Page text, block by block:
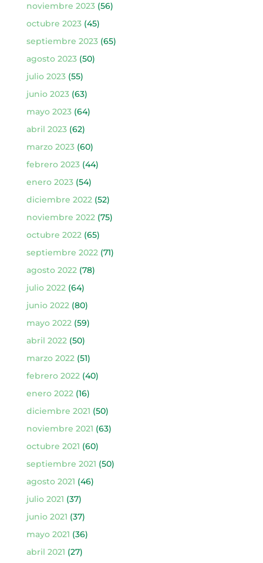
noviembre 2023(56)
octubre 2023(45)
septiembre 2023(65)
agosto 2023(50)
julio 2023(55)
junio 2023(63)
mayo 2023(64)
abril 2023(62)
marzo 2023(60)
febrero 2023(44)
enero 2023(54)
diciembre 2022(52)
noviembre 2022(75)
octubre 2022(65)
septiembre 2022(71)
agosto 2022(78)
julio 2022(64)
junio 2022(80)
mayo 2022(59)
abril 2022(50)
marzo 2022(51)
febrero 2022(40)
enero 2022(16)
diciembre 2021 (50)
noviembre 2021 (63)
octubre 2021 (60)
septiembre 2021 (50)
agosto 2021 (46)
julio 2021 (37)
junio 2021 (37)
mayo 2021 (36)
abril 2021 (27)